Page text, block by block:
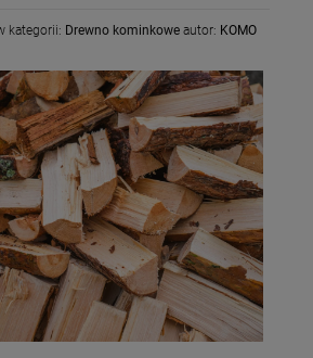
kategorii: Drewno kominkoweautor: KOMO